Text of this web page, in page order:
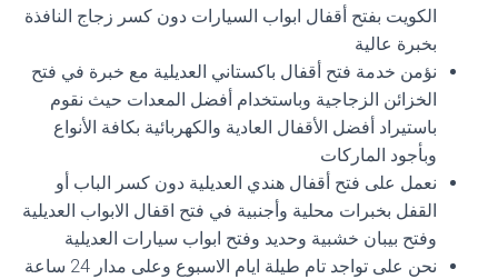
الكويت بفتح أقفال ابواب السيارات دون كسر زجاج النافذة
بخبرة عالية
نؤمن خدمة فتح أقفال باكستاني العديلية مع خبرة في فتح
الخزائن الزجاجية وباستخدام أفضل المعدات حيث نقوم
باستيراد أفضل الأقفال العادية والكهربائية بكافة الأنواع
وبأجود الماركات
نعمل على فتح أقفال هندي العديلية دون كسر الباب أو
القفل بخبرات محلية وأجنبية في فتح اقفال الابواب العديلية
وفتح بيبان خشبية وحديد وفتح ابواب سيارات العديلية
نحن على تواجد تام طيلة ايام الاسبوع وعلى مدار 24 ساعة